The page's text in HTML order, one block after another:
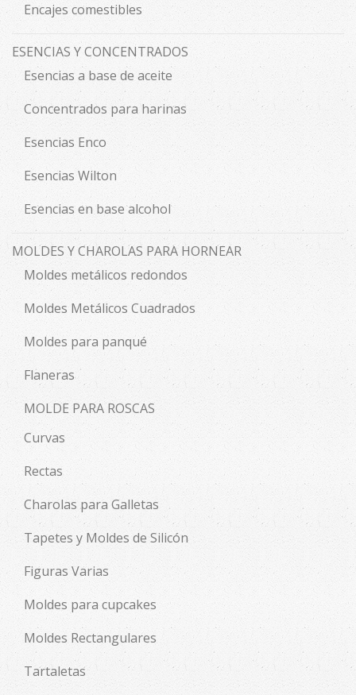
Encajes comestibles
ESENCIAS Y CONCENTRADOS
Esencias a base de aceite
Concentrados para harinas
Esencias Enco
Esencias Wilton
Esencias en base alcohol
MOLDES Y CHAROLAS PARA HORNEAR
Moldes metálicos redondos
Moldes Metálicos Cuadrados
Moldes para panqué
Flaneras
MOLDE PARA ROSCAS
Curvas
Rectas
Charolas para Galletas
Tapetes y Moldes de Silicón
Figuras Varias
Moldes para cupcakes
Moldes Rectangulares
Tartaletas